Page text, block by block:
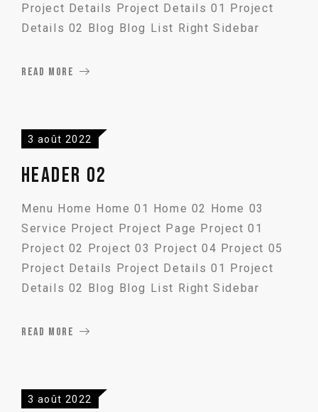
Project Details Project Details 01 Project
Details 02 Blog Blog List Right Sidebar
READ MORE
3 août 2022
Header 02
Menu Home Home 01 Home 02 Home 03
Service Project Project Page Project 01
Project 02 Project 03 Project 04 Project 05
Project Details Project Details 01 Project
Details 02 Blog Blog List Right Sidebar
READ MORE
3 août 2022